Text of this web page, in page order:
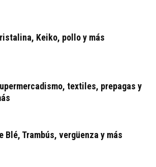
Keiko, pollo y más
textiles, prepagas y
Blé, Trambús, vergüenza y más